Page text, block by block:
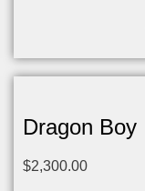
Dragon Boy
$2,300.00